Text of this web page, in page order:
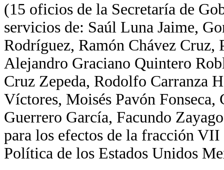
(15 oficios de la Secretaría de
servicios de: Saúl Luna Jaime,
Rodríguez, Ramón Chávez Cruz,
Alejandro Graciano Quintero
Cruz Zepeda, Rodolfo Carranza
Víctores, Moisés Pavón
Guerrero García, Facundo
para los efectos de la fracción
Política de los Estados Unidos